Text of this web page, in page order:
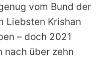
vom Bund der
Liebsten Krishan
– doch 2021
nach über zehn